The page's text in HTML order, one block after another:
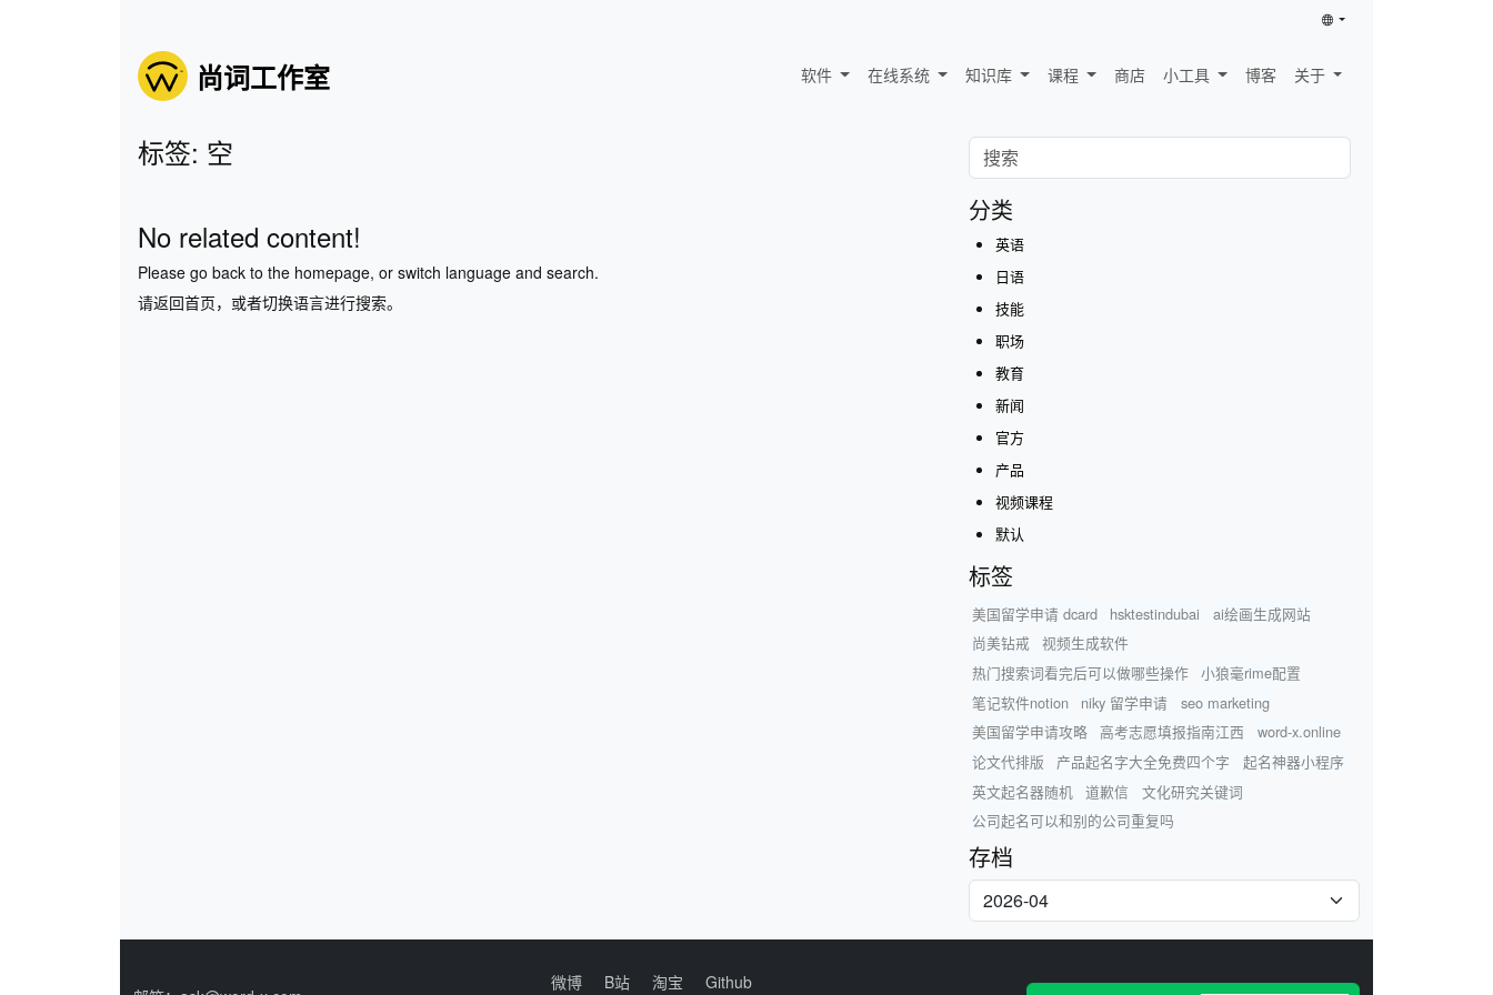
尚词工作室 软件 在线系统 知识库 课程 商店 小工具 博客 关于
标签: 空
No related content!
Please go back to the homepage, or switch language and search.
请返回首页，或者切换语言进行搜索。
分类
英语
日语
技能
职场
教育
新闻
官方
产品
视频课程
默认
标签
美国留学申请 dcard hsktestindubai
ai绘画生成网站
尚美钻戒
视频生成软件
热门搜索词看完后可以做哪些操作
小狼毫rime配置
笔记软件notion
niky 留学申请
seo marketing
美国留学申请攻略
高考志愿填报指南江西
word-x.online
论文代排版
产品起名字大全免费四个字
起名神器小程序
英文起名器随机
道歉信
文化研究关键词
公司起名可以和别的公司重复吗
存档
微博 B站 淘宝 Github